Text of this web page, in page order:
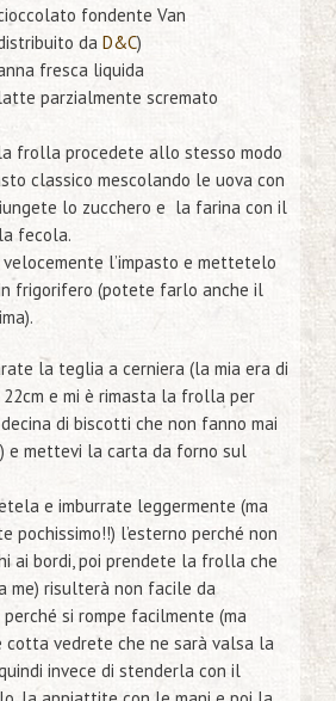
fondente Van
da D&C)
fresca liquida
parzialmente scremato
frolla procedete allo stesso modo
classico mescolando le uova con
lo zucchero e la farina con il
fecola.
l’impasto e mettetelo
frigorifero (potete farlo anche il
.
la teglia a cerniera (la mia era di
e mi è rimasta la frolla per
di biscotti che non fanno mai
e mettevi la carta da forno sul
e imburrate leggermente (ma
pochissimo!!) l’esterno perché non
ai bordi, poi prendete la frolla che
me) risulterà non facile da
si rompe facilmente (ma
cotta vedrete che ne sarà valsa la
invece di stenderla con il